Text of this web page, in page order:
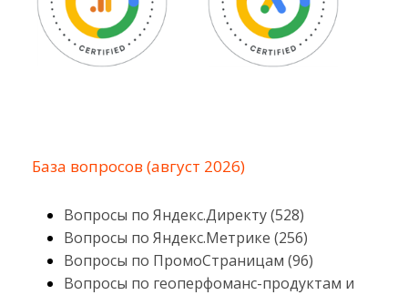
База вопросов (август 2026)
Вопросы по Яндекс.Директу (528)
Вопросы по Яндекс.Метрике (256)
Вопросы по ПромоСтраницам (96)
Вопросы по геоперфоманс-продуктам и